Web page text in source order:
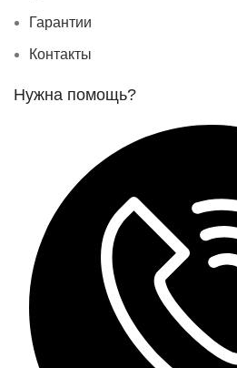
Гарантии
Контакты
Нужна помощь?